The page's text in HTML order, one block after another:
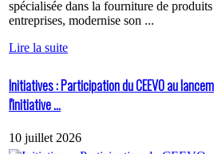
spécialisée dans la fourniture de
entreprises, modernise son ...
Lire la suite
Initiatives : Participation du CEEVO au
l'initiative ...
10 juillet 2026